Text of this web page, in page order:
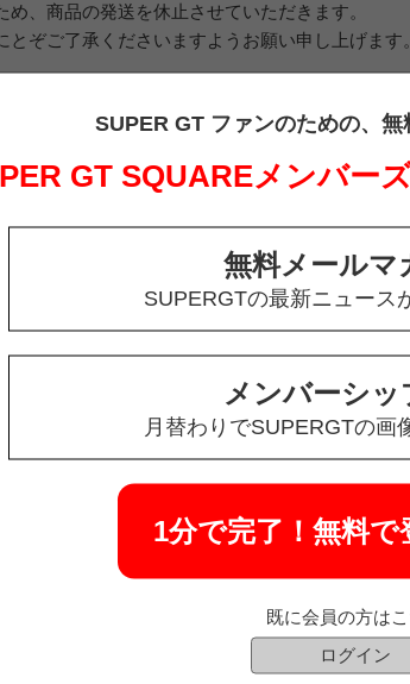
、商品の発送を休止させていただきます。
ぞご了承くださいますようお願い申し上げます。
休止期間
（日）
局はスタッフのテレワークを実施しております。
の受付は休止しております。ご不便をおかけし
ーム」や「LINE公式アカウント」でも受け付け
をどうぞよろしくお願いいたします。
SUPER GT ファンのための、 無
GT SQUAREメンバー
無料メールマ
SUPERGTの最新ニュース
メンバーシッ
月替わりでSUPERGTの画
1分で完了！無料で
既に会員の方は
ログイン